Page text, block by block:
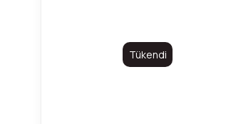
Tükendi